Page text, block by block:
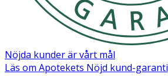
Nöjda kunder är vårt mål
Läs om Apotekets Nöjd kund-garanti